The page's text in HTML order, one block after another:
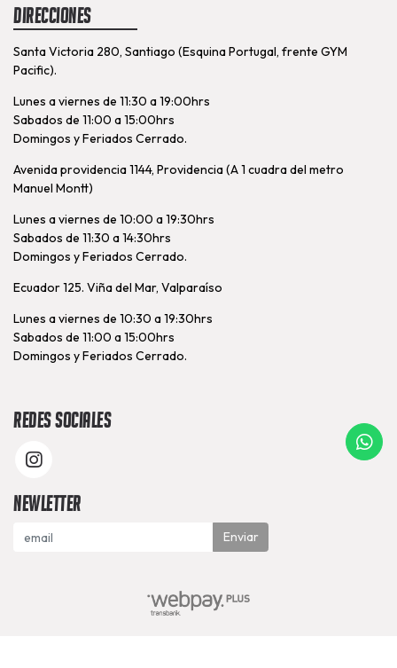
Direcciones
Santa Victoria 280, Santiago (Esquina Portugal, frente GYM
Pacific).
Lunes a viernes de 11:30 a 19:00hrs
Sabados de 11:00 a 15:00hrs
Domingos y Feriados Cerrado.
Avenida providencia 1144, Providencia (A 1 cuadra del metro
Manuel Montt)
Lunes a viernes de 10:00 a 19:30hrs
Sabados de 11:30 a 14:30hrs
Domingos y Feriados Cerrado.
Ecuador 125. Viña del Mar, Valparaíso
Lunes a viernes de 10:30 a 19:30hrs
Sabados de 11:00 a 15:00hrs
Domingos y Feriados Cerrado.
Redes Sociales
Newletter
Enviar